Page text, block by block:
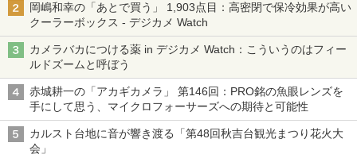
岡嶋和幸の「あとで買う」 1,903点目：高密閉で保冷効果が高い
クーラーボックス - デジカメ Watch
カメラバカにつける薬 in デジカメ Watch：こういうのはフィー
ルドズームと呼ぼう
赤城耕一の「アカギカメラ」 第146回：PRO銘の魚眼レンズを
手にして思う、マイクロフォーサーズへの期待と可能性
カルスト台地に音が響き渡る「第48回秋吉台観光まつり花火大
会」